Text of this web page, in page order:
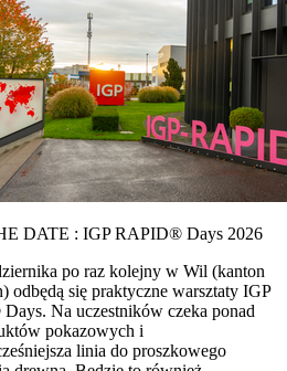
DATE : IGP RAPID® Days 2026
po raz kolejny w Wil (kanton
odbędą się praktyczne warsztaty IGP
Na uczestników czeka ponad
pokazowych i
linia do proszkowego